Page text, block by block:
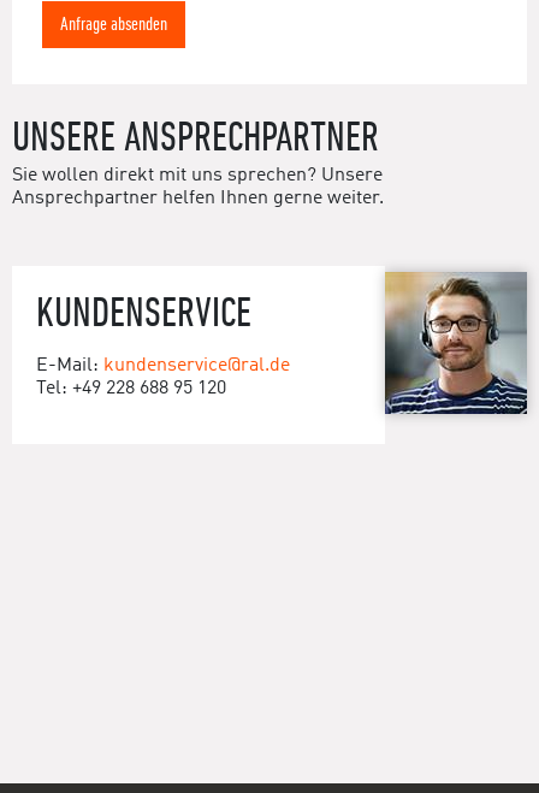
Anfrage absenden
UNSERE ANSPRECHPARTNER
Sie wollen direkt mit uns sprechen? Unsere
Ansprechpartner helfen Ihnen gerne weiter.
KUNDENSERVICE
E-Mail: kundenservice@ral.de
Tel: +49 228 688 95 120